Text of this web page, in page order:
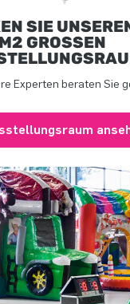
SIE
M2 GROSSEN A
Experten beraten Sie